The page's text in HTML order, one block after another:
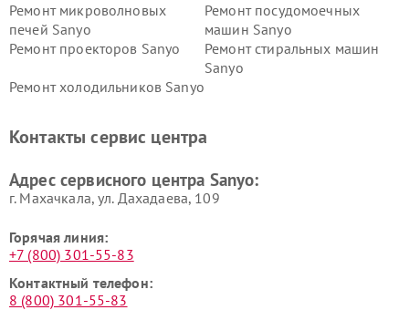
Ремонт микроволновых
печей Sanyo
Ремонт посудомоечных
машин Sanyo
Ремонт проекторов Sanyo
Ремонт стиральных машин
Sanyo
Ремонт холодильников Sanyo
Контакты сервис центра
Адрес сервисного центра Sanyo:
г. Махачкала, ул. Дахадаева, 109
Горячая линия:
+7 (800) 301-55-83
Контактный телефон:
8 (800) 301-55-83